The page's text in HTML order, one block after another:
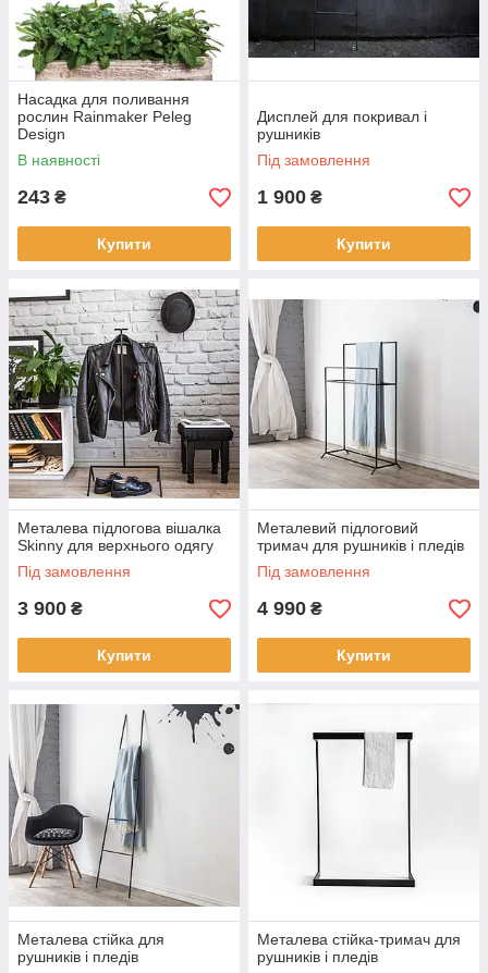
Насадка для поливання
рослин Rainmaker Peleg
Design
В наявності
243 ₴
Купити
Дисплей для покривал і
рушників
Під замовлення
1 900 ₴
Купити
Металева підлогова вішалка
Skinny для верхнього одягу
Під замовлення
3 900 ₴
Купити
Металевий підлоговий
тримач для рушників і пледів
Під замовлення
4 990 ₴
Купити
Металева стійка для
рушників і пледів
Металева стійка-тримач для
рушників і пледів